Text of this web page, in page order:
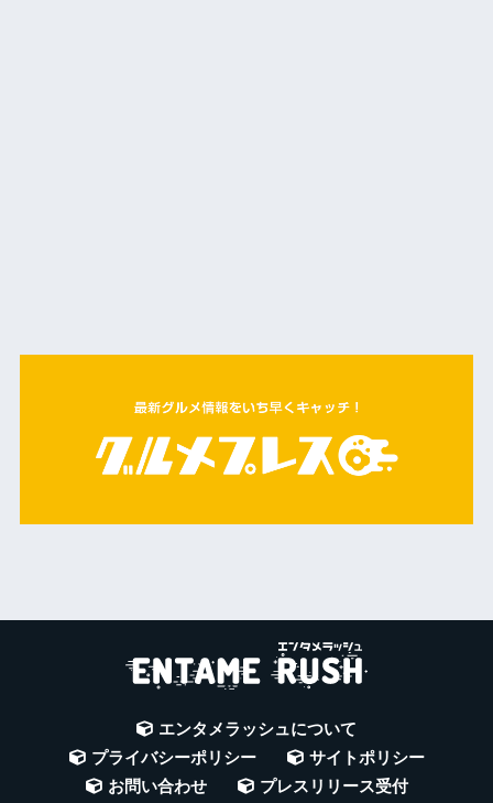
エンタメラッシュについて
プライバシーポリシー
サイトポリシー
お問い合わせ
プレスリリース受付